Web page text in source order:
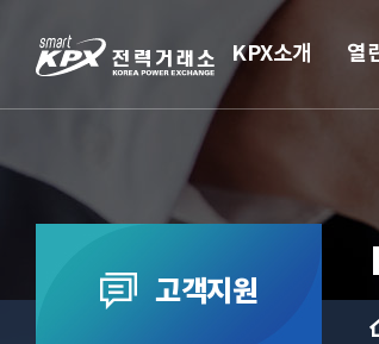
KPX소개 열
고객지원